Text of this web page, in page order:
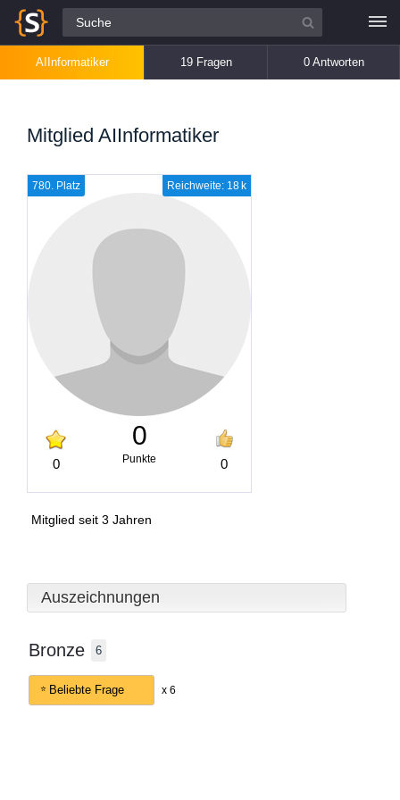
Alle Fragen
AIInformatiker 19 Fragen 0 Antworten
Mitglied AIInformatiker
Reichweite: 18 k
780. Platz
0
0
Punkte 0
Mitglied seit 3 Jahren
Auszeichnungen
Bronze 6
Beliebte Frage x 6